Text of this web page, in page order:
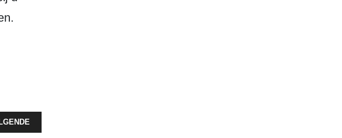
SUBIDIEREGELING JONGE LANDBOUWERS
ARTIKEL: FLEVOLAND LEVERT STEVIGE BIJDRAGE AAN ENERGIEOPGAVE